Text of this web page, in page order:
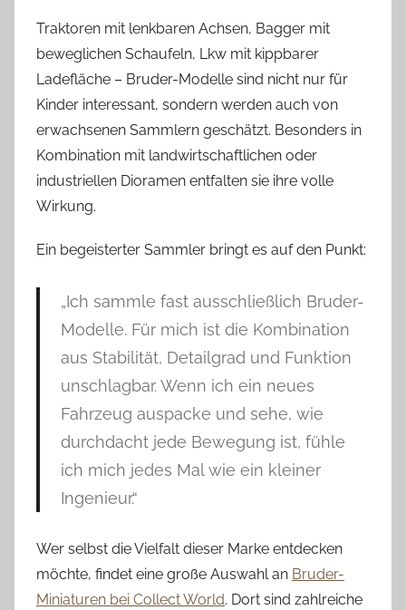
Traktoren mit lenkbaren Achsen, Bagger mit
beweglichen Schaufeln, Lkw mit kippbarer
Ladefläche – Bruder-Modelle sind nicht nur für
Kinder interessant, sondern werden auch von
erwachsenen Sammlern geschätzt. Besonders in
Kombination mit landwirtschaftlichen oder
industriellen Dioramen entfalten sie ihre volle
Wirkung.
Ein begeisterter Sammler bringt es auf den Punkt:
„Ich sammle fast ausschließlich Bruder-
Modelle. Für mich ist die Kombination
aus Stabilität, Detailgrad und Funktion
unschlagbar. Wenn ich ein neues
Fahrzeug auspacke und sehe, wie
durchdacht jede Bewegung ist, fühle
ich mich jedes Mal wie ein kleiner
Ingenieur.“
Wer selbst die Vielfalt dieser Marke entdecken
möchte, findet eine große Auswahl an Bruder-
Miniaturen bei Collect World. Dort sind zahlreiche